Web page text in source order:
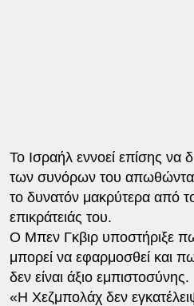
Το Ισραήλ εννοεί επίσης να
των συνόρων του απωθώντας
το δυνατόν μακρύτερα από
επικράτειάς του.
Ο Μπεν Γκβιρ υποστήριξε
μπορεί να εφαρμοσθεί και
δεν είναι άξιο εμπιστοσύνης.
«Η Χεζμπολάχ δεν